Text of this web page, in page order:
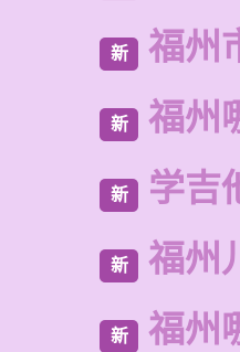
新 福州
新 福州
新 学吉
新 福州
新 福州